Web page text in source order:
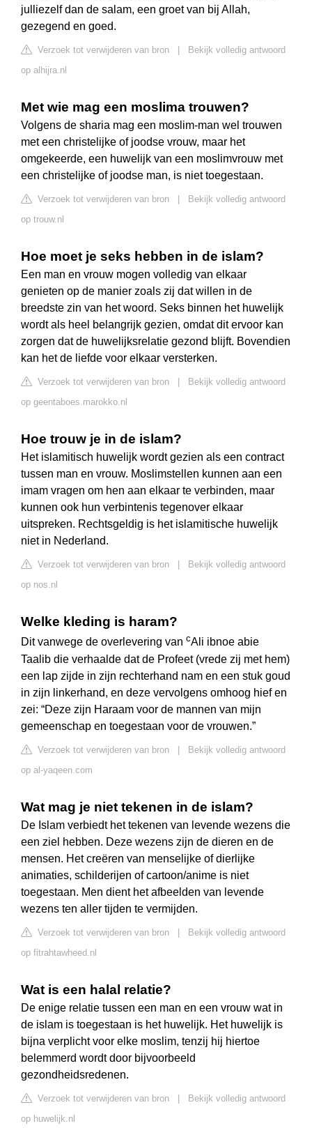
julliezelf dan de salam, een groet van bij Allah,
gezegend en goed.
Verzoek tot verwijderen van bron
Bekijk volledig antwoord
op alhijra.nl
Met wie mag een moslima trouwen?
Volgens de sharia mag een moslim-man wel trouwen
met een christelijke of joodse vrouw, maar het
omgekeerde, een huwelijk van een moslimvrouw met
een christelijke of joodse man, is niet toegestaan.
Verzoek tot verwijderen van bron
Bekijk volledig antwoord
op trouw.nl
Hoe moet je seks hebben in de islam?
Een man en vrouw mogen volledig van elkaar
genieten op de manier zoals zij dat willen in de
breedste zin van het woord. Seks binnen het huwelijk
wordt als heel belangrijk gezien, omdat dit ervoor kan
zorgen dat de huwelijksrelatie gezond blijft. Bovendien
kan het de liefde voor elkaar versterken.
Verzoek tot verwijderen van bron
Bekijk volledig antwoord
op geentaboes.marokko.nl
Hoe trouw je in de islam?
Het islamitisch huwelijk wordt gezien als een contract
tussen man en vrouw. Moslimstellen kunnen aan een
imam vragen om hen aan elkaar te verbinden, maar
kunnen ook hun verbintenis tegenover elkaar
uitspreken. Rechtsgeldig is het islamitische huwelijk
niet in Nederland.
Verzoek tot verwijderen van bron
Bekijk volledig antwoord
op nos.nl
Welke kleding is haram?
Dit vanwege de overlevering van cAli ibnoe abie
Taalib die verhaalde dat de Profeet (vrede zij met hem)
een lap zijde in zijn rechterhand nam en een stuk goud
in zijn linkerhand, en deze vervolgens omhoog hief en
zei: “Deze zijn Haraam voor de mannen van mijn
gemeenschap en toegestaan voor de vrouwen.”
Verzoek tot verwijderen van bron | Bekijk volledig antwoord
op al-yaqeen.com
Wat mag je niet tekenen in de islam?
De Islam verbiedt het tekenen van levende wezens die
een ziel hebben. Deze wezens zijn de dieren en de
mensen. Het creëren van menselijke of dierlijke
animaties, schilderijen of cartoon/anime is niet
toegestaan. Men dient het afbeelden van levende
wezens ten aller tijden te vermijden.
Verzoek tot verwijderen van bron | Bekijk volledig antwoord
op fitrahtawheed.nl
Wat is een halal relatie?
De enige relatie tussen een man en een vrouw wat in
de islam is toegestaan is het huwelijk. Het huwelijk is
bijna verplicht voor elke moslim, tenzij hij hiertoe
belemmerd wordt door bijvoorbeeld
gezondheidsredenen.
Verzoek tot verwijderen van bron | Bekijk volledig antwoord
op huwelijk.nl